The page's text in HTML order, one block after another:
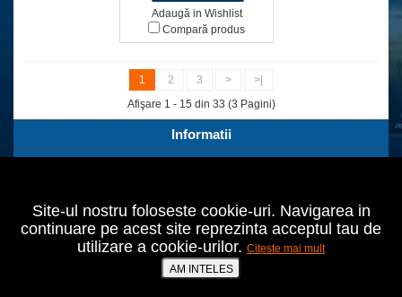
Adaugă in Wishlist
Compară produs
1 2 3 >
>|
Afişare 1 - 15 din 33 (3 Pagini)
Informatii
Contul tău
Bucuresti,Sect.2,Agricultori nr.18
021 642 70 24
prodomo@cumperiieftin.ro
Site-ul nostru foloseste cookie-uri. Navigarea in
continuare pe acest site reprezinta acceptul tau de
utilizare a cookie-urilor. Citeste mai mult
AM INTELES